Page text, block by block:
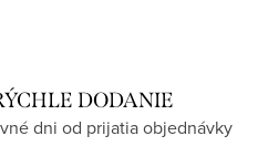
DODANIE
dni od prijatia objednávky